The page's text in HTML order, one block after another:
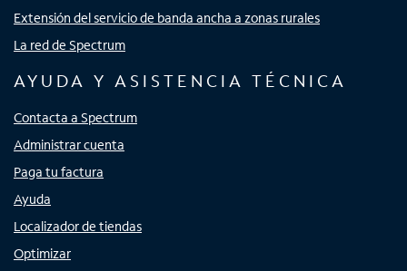
Extensión del servicio de banda ancha a zonas rurales
La red de Spectrum
AYUDA Y ASISTENCIA TÉCNICA
Contacta a Spectrum
Administrar cuenta
Paga tu factura
Ayuda
Localizador de tiendas
Optimizar